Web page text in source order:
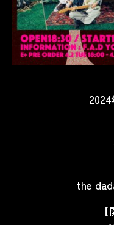
the